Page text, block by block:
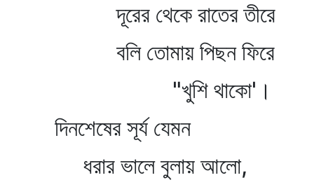
দূরের থেকে রাতের তীরে
বলি তোমায় পিছন ফিরে
"খুশি থাকো'।
দিনশেষের সূর্য যেমন
ধরার ভালে বুলায় আলো,